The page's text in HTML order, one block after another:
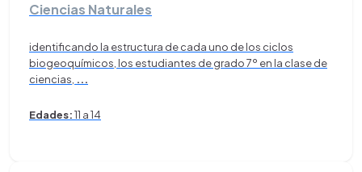
Ciencias Naturales
identificando la estructura de cada uno de los ciclos
biogeoquímicos, los estudiantes de grado 7º en la clase de
ciencias, ...
Edades:11 a 14